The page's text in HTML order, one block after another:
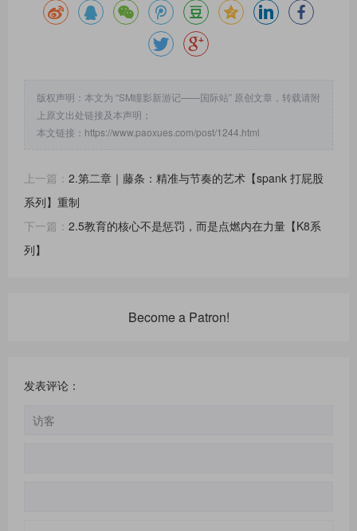
版权声明：本文为 “SM瞳影新游记——国际站” 原创文章，转载请附
上原文出处链接及本声明；
本文链接： https://www.paoxues.com/post/1244.html
上一篇： 2.第二章｜藤条：精准与节奏的艺术【spank 打屁股
系列】重制
下一篇： 2.5教育的核心不是惩罚，而是点燃内在力量【K8系
列】
Become a Patron!
发表评论：